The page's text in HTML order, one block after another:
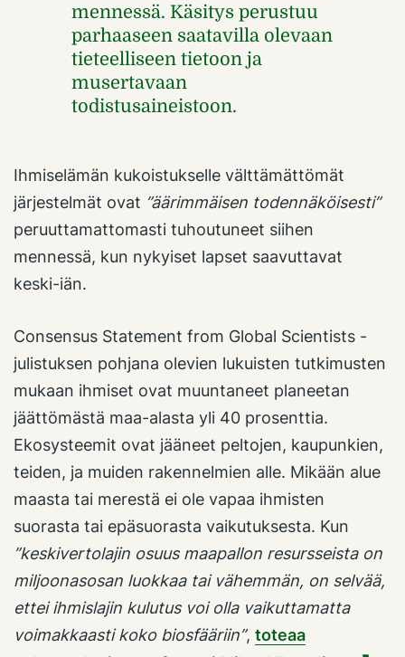
mennessä. Käsitys perustuu
parhaaseen saatavilla olevaan
tieteelliseen tietoon ja
musertavaan
todistusaineistoon.
Ihmiselämän kukoistukselle välttämättömät
järjestelmät ovat ”äärimmäisen todennäköisesti”
peruuttamattomasti tuhoutuneet siihen
mennessä, kun nykyiset lapset saavuttavat
keski-iän.
Consensus Statement from Global Scientists -
julistuksen pohjana olevien lukuisten tutkimusten
mukaan ihmiset ovat muuntaneet planeetan
jäättömästä maa-alasta yli 40 prosenttia.
Ekosysteemit ovat jääneet peltojen, kaupunkien,
teiden, ja muiden rakennelmien alle. Mikään alue
maasta tai merestä ei ole vapaa ihmisten
suorasta tai epäsuorasta vaikutuksesta. Kun
”keskivertolajin osuus maapallon resursseista on
miljoonasosan luokkaa tai vähemmän, on selvää,
ettei ihmislajin kulutus voi olla vaikuttamatta
voimakkaasti koko biosfääriin”, toteaa